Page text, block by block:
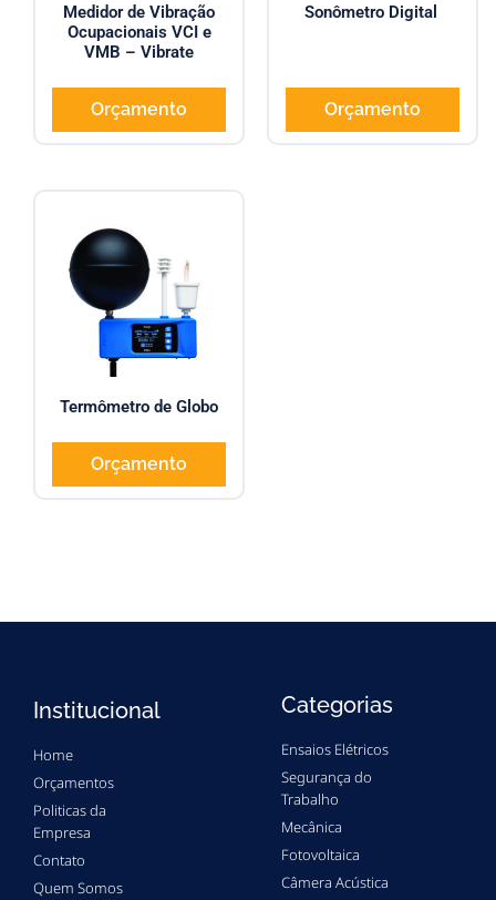
Medidor de Vibração
Ocupacionais VCI e
VMB – Vibrate
Orçamento
Sonômetro Digital
Orçamento
Termômetro de Globo
Orçamento
Institucional
Home
Orçamentos
Politicas da
Empresa
Contato
Quem Somos
Categorias
Ensaios Elétricos
Segurança do
Trabalho
Mecânica
Fotovoltaica
Câmera Acústica